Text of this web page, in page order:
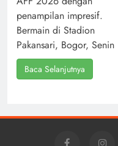
penampilan impresif.
Bermain di Stadion
Pakansari, Bogor,
Baca Selanjutnya